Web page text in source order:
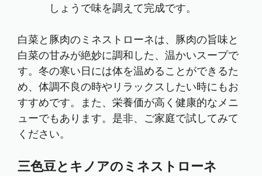
しょうで味を調えて完成です。
白菜と豚肉のミネストローネは、豚肉の旨味と
白菜の甘みが絶妙に調和した、温かいスープで
す。冬の寒い日には体を温めることができるた
め、体調不良の時やリラックスしたい時にもお
すすめです。また、栄養価が高く健康的なメニ
ューでもあります。是非、ご家庭で試してみて
ください。
三色豆とキノアのミネストローネ